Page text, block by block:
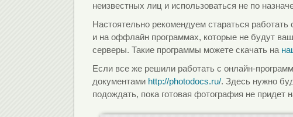
неизвестных лиц и использоваться не по
Настоятельно рекомендуем стараться
и на оффлайн программах, которые не будут
серверы. Такие программы можете скачать на
Если все же решили работать с онлайн-
документами http://photodocs.ru/. Здесь нужно
подождать, пока готовая фотография не придет